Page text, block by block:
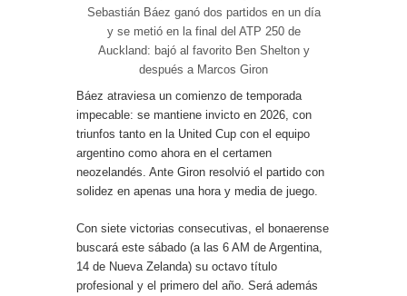
Sebastián Báez ganó dos partidos en un día
y se metió en la final del ATP 250 de
Auckland: bajó al favorito Ben Shelton y
después a Marcos Giron
Báez atraviesa un comienzo de temporada
impecable: se mantiene invicto en 2026, con
triunfos tanto en la United Cup con el equipo
argentino como ahora en el certamen
neozelandés. Ante Giron resolvió el partido con
solidez en apenas una hora y media de juego.
Con siete victorias consecutivas, el bonaerense
buscará este sábado (a las 6 AM de Argentina,
14 de Nueva Zelanda) su octavo título
profesional y el primero del año. Será además